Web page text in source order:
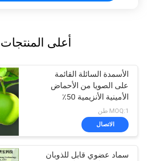
أعلى المنتجات
الأسمدة السائلة القائمة
على الصويا من الأحماض
الأمينية الأنزيمية 50٪
MOQ:1 طن
الاتصال
سماد عضوي قابل للذوبان